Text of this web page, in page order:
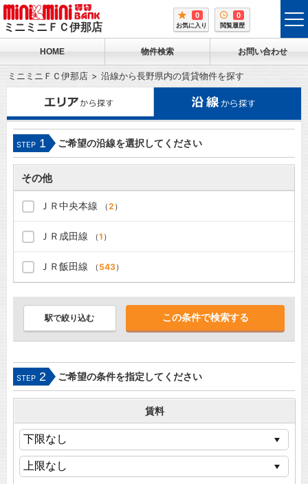
ミニミニＦＣ伊那店
0
お気に入り
0
閲覧履歴
HOME 物件検索 お問い合わせ
ミニミニＦＣ伊那店 沿線から長野県内の賃貸物件を探す
STEP 1 ご希望の沿線を選択してください
その他
ＪＲ中央本線 （2 ）
ＪＲ成田線 （1 ）
ＪＲ飯田線 （ 543）
駅で絞り込む
STEP 2 ご希望の条件を指定してください
賃料